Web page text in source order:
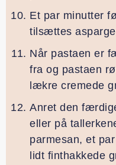
Et par minutter
tilsættes
Når pastaen er
fra og pastaen
lækre cremede
Anret den
eller på
parmesan, et
lidt finthakkede